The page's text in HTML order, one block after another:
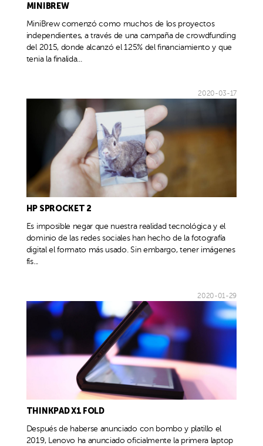
MINIBREW
MiniBrew comenzó como muchos de los proyectos
independientes, a través de una campaña de crowdfunding
del 2015, donde alcanzó el 125% del financiamiento y que
tenia la finalida...
2020-03-17
HP SPROCKET 2
Es imposible negar que nuestra realidad tecnológica y el
dominio de las redes sociales han hecho de la fotografía
digital el formato más usado. Sin embargo, tener imágenes
fís...
2020-01-29
THINKPAD X1 FOLD
Después de haberse anunciado con bombo y platillo el
2019, Lenovo ha anunciado oficialmente la primera laptop